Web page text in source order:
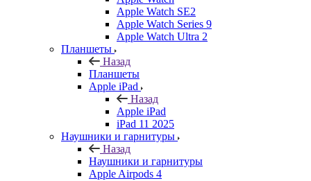
Apple Watch SE2
Apple Watch Series 9
Apple Watch Ultra 2
Планшеты
Назад
Планшеты
Apple iPad
Назад
Apple iPad
iPad 11 2025
Наушники и гарнитуры
Назад
Наушники и гарнитуры
Apple Airpods 4